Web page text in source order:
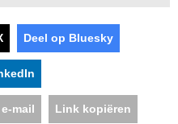
Deel op Bluesky
mail Link kopiëren